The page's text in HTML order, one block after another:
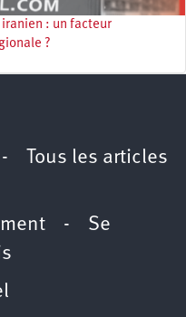
iranien : un facteur
?
Tous les articles
- Se